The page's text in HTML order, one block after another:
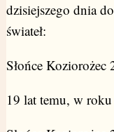
dzisiejszego dnia
świateł:
Słońce
19 lat temu, w